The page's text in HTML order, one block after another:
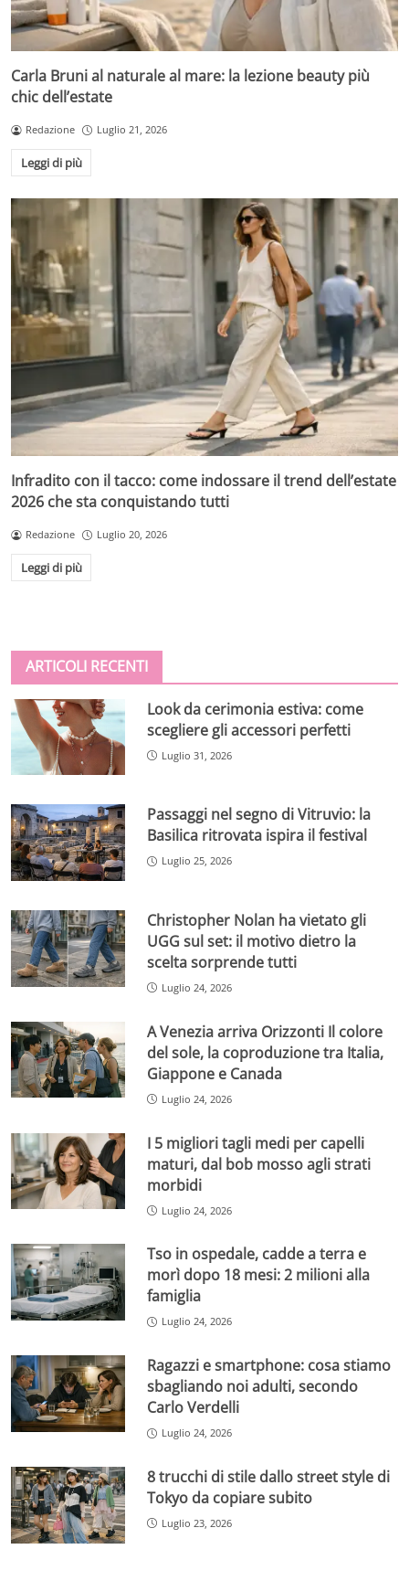
Carla Bruni al naturale al mare: la lezione beauty più
chic dell’estate
Redazione Luglio 21, 2026
Leggi di più
Infradito con il tacco: come indossare il trend dell’estate
2026 che sta conquistando tutti
Redazione Luglio 20, 2026
Leggi di più
ARTICOLI RECENTI
Look da cerimonia estiva: come
scegliere gli accessori perfetti
Luglio 31, 2026
Passaggi nel segno di Vitruvio: la
Basilica ritrovata ispira il festival
Luglio 25, 2026
Christopher Nolan ha vietato gli
UGG sul set: il motivo dietro la
scelta sorprende tutti
Luglio 24, 2026
A Venezia arriva Orizzonti Il colore
del sole, la coproduzione tra Italia,
Giappone e Canada
Luglio 24, 2026
I 5 migliori tagli medi per capelli
maturi, dal bob mosso agli strati
morbidi
Luglio 24, 2026
Tso in ospedale, cadde a terra e
morì dopo 18 mesi: 2 milioni alla
famiglia
Luglio 24, 2026
Ragazzi e smartphone: cosa stiamo
sbagliando noi adulti, secondo
Carlo Verdelli
Luglio 24, 2026
8 trucchi di stile dallo street style di
Tokyo da copiare subito
Luglio 23, 2026